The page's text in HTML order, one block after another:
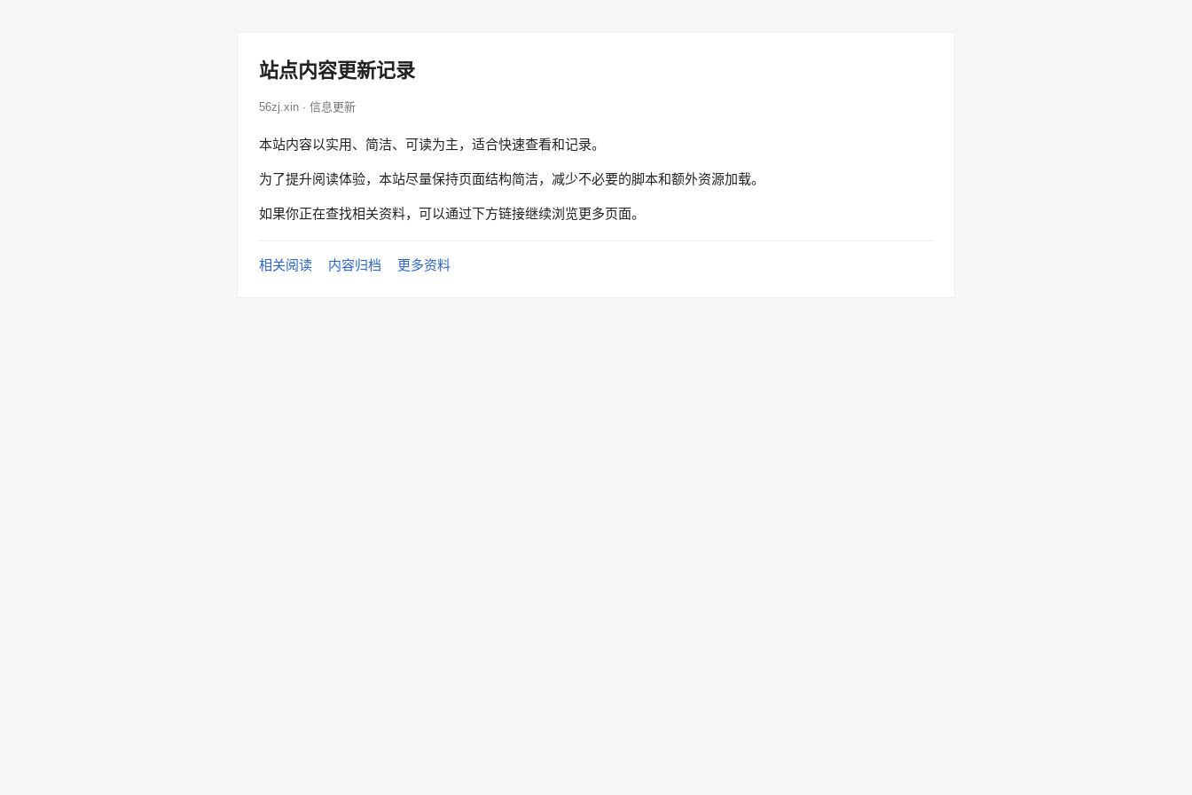
站点内容更新记录
56zj.xin · 信息更新
本站内容以实用、简洁、可读为主，适合快速查看和记录。
为了提升阅读体验，本站尽量保持页面结构简洁，减少不必要的脚本和额外资源加载。
如果你正在查找相关资料，可以通过下方链接继续浏览更多页面。
相关阅读 内容归档 更多资料